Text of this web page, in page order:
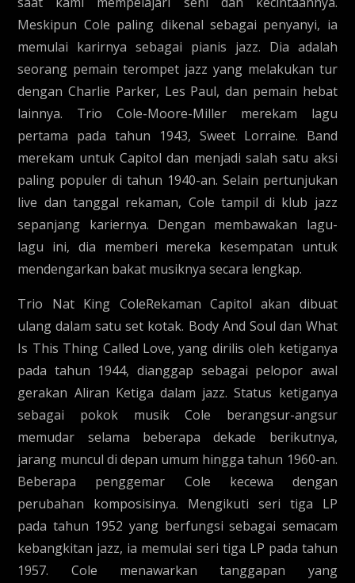
Meskipun Cole paling dikenal sebagai penyanyi, ia
memulai karirnya sebagai pianis jazz. Dia adalah
seorang pemain terompet jazz yang melakukan tur
dengan Charlie Parker, Les Paul, dan pemain hebat
lainnya. Trio Cole-Moore-Miller merekam lagu
pertama pada tahun 1943, Sweet Lorraine. Band
merekam untuk Capitol dan menjadi salah satu aksi
paling populer di tahun 1940-an. Selain pertunjukan
live dan tanggal rekaman, Cole tampil di klub jazz
sepanjang kariernya. Dengan membawakan lagu-
lagu ini, dia memberi mereka kesempatan untuk
mendengarkan bakat musiknya secara lengkap.
Trio Nat King ColeRekaman Capitol akan dibuat
ulang dalam satu set kotak. Body And Soul dan What
Is This Thing Called Love, yang dirilis oleh ketiganya
pada tahun 1944, dianggap sebagai pelopor awal
gerakan Aliran Ketiga dalam jazz. Status ketiganya
sebagai pokok musik Cole berangsur-angsur
memudar selama beberapa dekade berikutnya,
jarang muncul di depan umum hingga tahun 1960-an.
Beberapa penggemar Cole kecewa dengan
perubahan komposisinya. Mengikuti seri tiga LP
pada tahun 1952 yang berfungsi sebagai semacam
kebangkitan jazz, ia memulai seri tiga LP pada tahun
1957. Cole menawarkan tanggapan yang